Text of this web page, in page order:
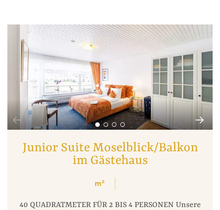
Junior Suite Moselblick/Balkon
im Gästehaus
m²
40 QUADRATMETER FÜR 2 BIS 4 PERSONEN Unsere